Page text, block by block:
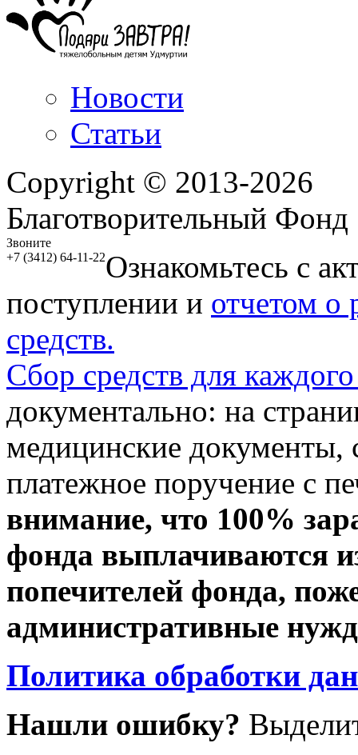
Новости
Статьи
Copyright © 2013-2026
Благотворительный
Звоните
+7 (3412) 64-11-22Ознакомьтесь с
поступлении и отчетом о
средств.
Сбор средств для
документально: на
медицинские документы,
платежное поручение с
внимание, что 100%
фонда выплачиваются
попечителей фонда,
административные
Политика обработки
Нашли ошибку?